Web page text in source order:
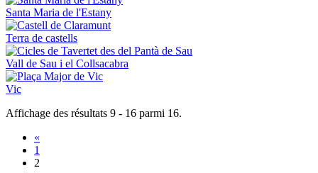
Santa Maria de l'Estany
Terra de castells
Vall de Sau i el Collsacabra
Vic
Affichage des résultats 9 - 16 parmi 16.
«
1
2